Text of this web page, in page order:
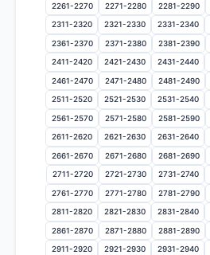
2261-2270 2271-2280 2281-2290
2311-2320 2321-2330 2331-2340
2361-2370 2371-2380 2381-2390
2411-2420 2421-2430 2431-2440
2461-2470 2471-2480 2481-2490
2511-2520 2521-2530 2531-2540
2561-2570 2571-2580 2581-2590
2611-2620 2621-2630 2631-2640
2661-2670 2671-2680 2681-2690
2711-2720 2721-2730 2731-2740
2761-2770 2771-2780 2781-2790
2811-2820 2821-2830 2831-2840
2861-2870 2871-2880 2881-2890
2911-2920 2921-2930 2931-2940